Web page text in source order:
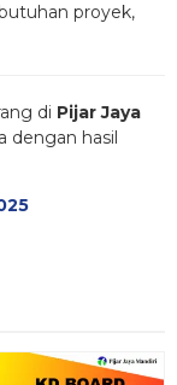
proyek,
di Pijar Jaya
dengan hasil